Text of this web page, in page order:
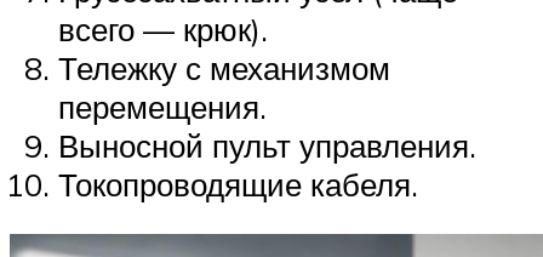
всего — крюк).
Тележку с механизмом
перемещения.
Выносной пульт управления.
Токопроводящие кабеля.